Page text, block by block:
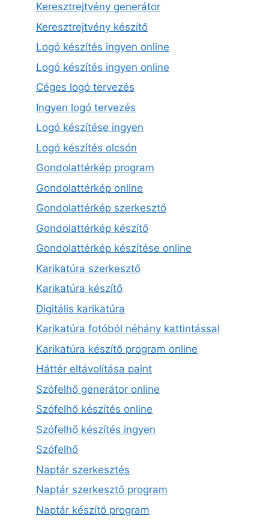
Keresztrejtvény generátor
Keresztrejtvény készítő
Logó készítés ingyen online
Logó készítés ingyen online
Céges logó tervezés
Ingyen logó tervezés
Logó készítése ingyen
Logó készítés olcsón
Gondolattérkép program
Gondolattérkép online
Gondolattérkép szerkesztő
Gondolattérkép készítő
Gondolattérkép készítése online
Karikatúra szerkesztő
Karikatúra készítő
Digitális karikatúra
Karikatúra fotóból néhány kattintással
Karikatúra készítő program online
Háttér eltávolítása paint
Szófelhő generátor online
Szófelhő készítés online
Szófelhő készítés ingyen
Szófelhő
Naptár szerkesztés
Naptár szerkesztő program
Naptár készítő program